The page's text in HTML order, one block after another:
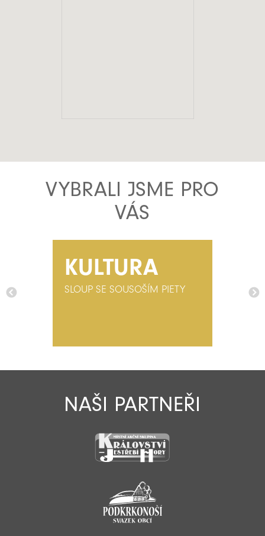
VYBRALI JSME PRO
VÁS
KULTURA
SLOUP SE SOUSOŠÍM PIETY
NAŠI PARTNEŘI